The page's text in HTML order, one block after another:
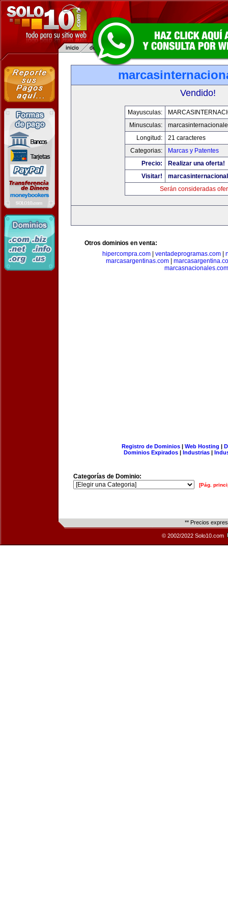
Vendido!
Mayusculas:
Minusculas:
Longitud:
21 caracteres
Categorias:
Marcas y Patentes
Precio:
Realizar una oferta!
Visitar!
Serán consideradas
Otros dominios en venta:
hipercompra.com
ventadeprogramas.com
marcasargentinas.com
marcasnacionales.com
Registro de Dominios| Web Hosting |
Dominios Expirados | Industrias |
Categorías de Dominio:
[Pág.
** Precios
© 2002/2022 Solo10.com